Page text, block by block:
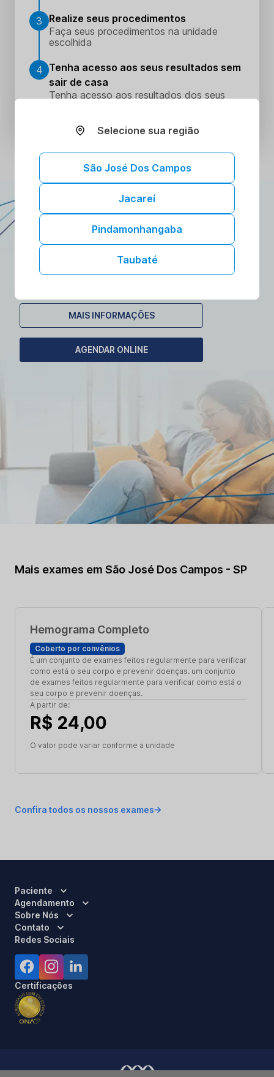
3
Realize seus procedimentos
Faça seus procedimentos na unidade
escolhida
4 Tenha acesso aos seus resultados sem
sair de casa
Tenha acesso aos resultados dos seus
ATENDIMENTO DOMICILIAR
A gente vai até você!
Toda a confiança e segurança dos nossos
laboratórios no conforto da sua casa.
MAIS INFORMAÇÕES
AGENDAR ONLINE
Mais exames em São José Dos Campos - SP
Hemograma Completo
Coberto por convênios
É um conjunto de exames feitos regularmente para verificar
como está o seu corpo e prevenir doenças. um conjunto
de exames feitos regularmente para verificar como está o
seu corpo e prevenir doenças.
A partir de:
R$ 24,00
O valor pode variar conforme a unidade
Confira todos os nossos exames
Paciente
Agendamento
Sobre Nós
Contato
Redes Sociais
Certificações
Selecione sua região
São José Dos Campos
Jacareí
Pindamonhangaba
Taubaté